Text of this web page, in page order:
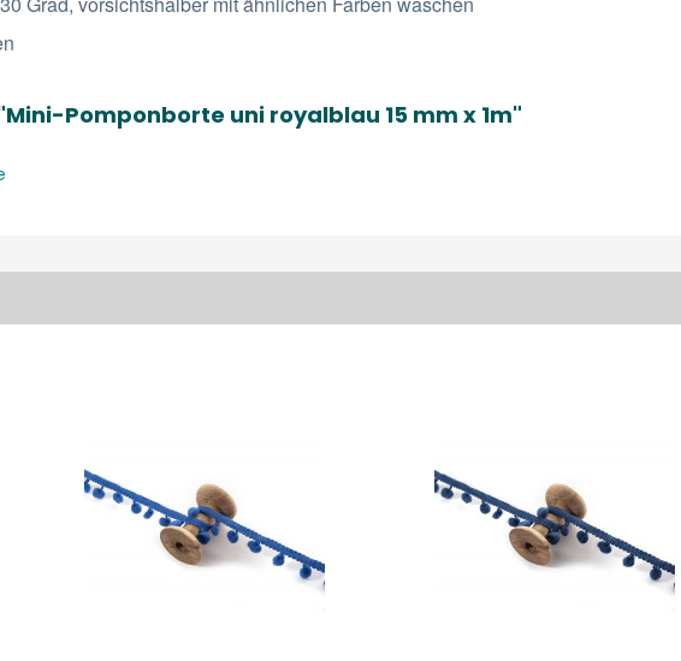
Pomponborte uni royalblau 15 mm x 1m"